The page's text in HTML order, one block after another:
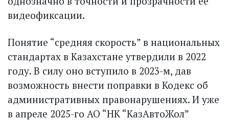
видеофиксации.
Понятие “средняя скорость” в национальных
стандартах в Казахстане утвердили в 2022
году. В силу оно вступило в 2023-м, дав
возможность внести поправки в Кодекс об
административных правонарушениях. И уже
в апреле 2025-го АО “НК “Каз­АвтоЖол”